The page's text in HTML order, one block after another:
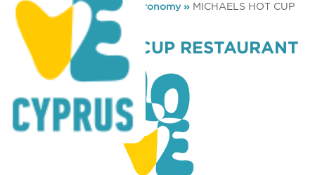
You are here: Home »Gastronomy» MICHAELS HOT CUP
RESTAURANT
MICHAELS HOT CUP RESTAURANT